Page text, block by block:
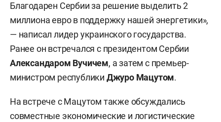
Благодарен Сербии за решение выделить 2
миллиона евро в поддержку нашей энергетики»,
— написал лидер украинского государства.
Ранее он встречался с президентом Сербии
Александаром Вучичем, а затем с премьер-
министром республики Джуро Мацутом.
На встрече с Мацутом также обсуждались
совместные экономические и логистические